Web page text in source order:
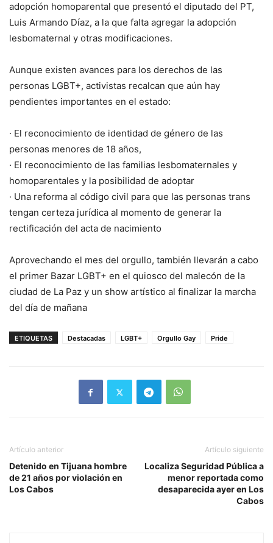
adopción homoparental que presentó el diputado del PT,
Luis Armando Díaz, a la que falta agregar la adopción
lesbomaternal y otras modificaciones.
Aunque existen avances para los derechos de las
personas LGBT+, activistas recalcan que aún hay
pendientes importantes en el estado:
· El reconocimiento de identidad de género de las
personas menores de 18 años,
· El reconocimiento de las familias lesbomaternales y
homoparentales y la posibilidad de adoptar
· Una reforma al código civil para que las personas trans
tengan certeza jurídica al momento de generar la
rectificación del acta de nacimiento
Aprovechando el mes del orgullo, también llevarán a cabo
el primer Bazar LGBT+ en el quiosco del malecón de la
ciudad de La Paz y un show artístico al finalizar la marcha
del día de mañana
ETIQUETAS Destacadas LGBT+ Orgullo Gay Pride
Artículo anterior
Detenido en Tijuana hombre
de 21 años por violación en
Los Cabos
Artículo siguiente
Localiza Seguridad Pública a
menor reportada como
desaparecida ayer en Los
Cabos